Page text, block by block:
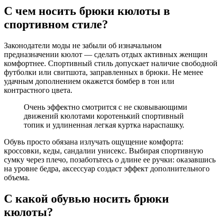
С чем носить брюки кюлоты в
спортивном стиле?
Законодатели моды не забыли об изначальном
предназначении кюлот — сделать отдых активных женщин
комфортнее. Спортивный стиль допускает наличие свободной
футболки или свитшота, заправленных в брюки. Не менее
удачным дополнением окажется бомбер в тон или
контрастного цвета.
Очень эффектно смотрится с не сковывающими
движений кюлотами коротенький спортивный
топик и удлиненная легкая куртка нараспашку.
Обувь просто обязана излучать ощущение комфорта:
кроссовки, кеды, сандалии унисекс. Выбирая спортивную
сумку через плечо, позаботьтесь о длине ее ручки: оказавшись
на уровне бедра, аксессуар создаст эффект дополнительного
объема.
С какой обувью носить брюки
кюлоты?